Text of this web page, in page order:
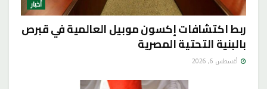
أخبار
ربط اكتشافات إكسون موبيل العالمية في قبرص
بالبنية التحتية المصرية
أغسطس 6, 2026